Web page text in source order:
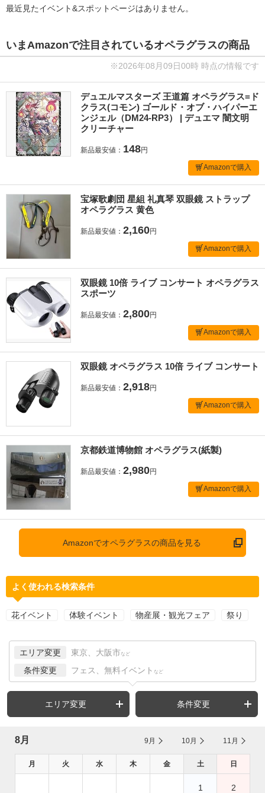
最近見たイベント&スポットページはありません。
いまAmazonで注目されているオペラグラスの商品
※2026年08月09日00時 時点の情報です
デュエルマスターズ 王道篇 オペラグラス=ド
クラス(コモン) ゴールド・オブ・ハイパーエ
ンジェル（DM24-RP3） | デュエマ 闇文明
クリーチャー
新品最安値： 148円
Amazonで購入
宝塚歌劇団 星組 礼真琴 双眼鏡 ストラップ
オペラグラス 黄色
新品最安値： 2,160円
Amazonで購入
双眼鏡 10倍 ライブ コンサート オペラグラス
スポーツ
新品最安値： 2,800円
Amazonで購入
双眼鏡 オペラグラス 10倍 ライブ コンサート
新品最安値： 2,918円
Amazonで購入
京都鉄道博物館 オペラグラス(紙製)
新品最安値： 2,980円
Amazonで購入
Amazonでオペラグラスの商品を見る
よく使われる検索条件
花イベント 体験イベント 物産展・観光フェア 祭り
エリア変更 東京、大阪市 など
条件変更 フェス、無料イベント など
エリア変更 条件変更
8月 9月 10月 11月
月 火 水 木 金 土 日
1 2